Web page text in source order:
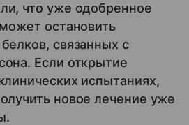
что уже одобренное
остановить
связанных с
Если открытие
испытаниях,
новое лечение уже